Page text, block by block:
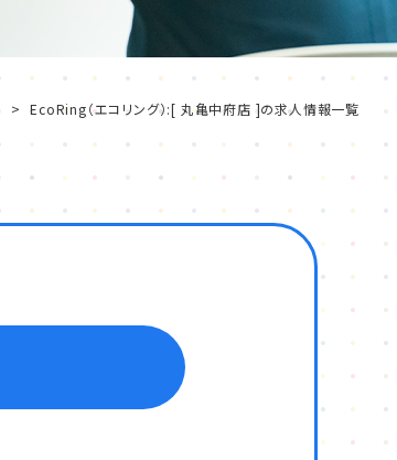
EcoRing（エコリング）:[ 丸亀中府店 ]の求人情報一覧